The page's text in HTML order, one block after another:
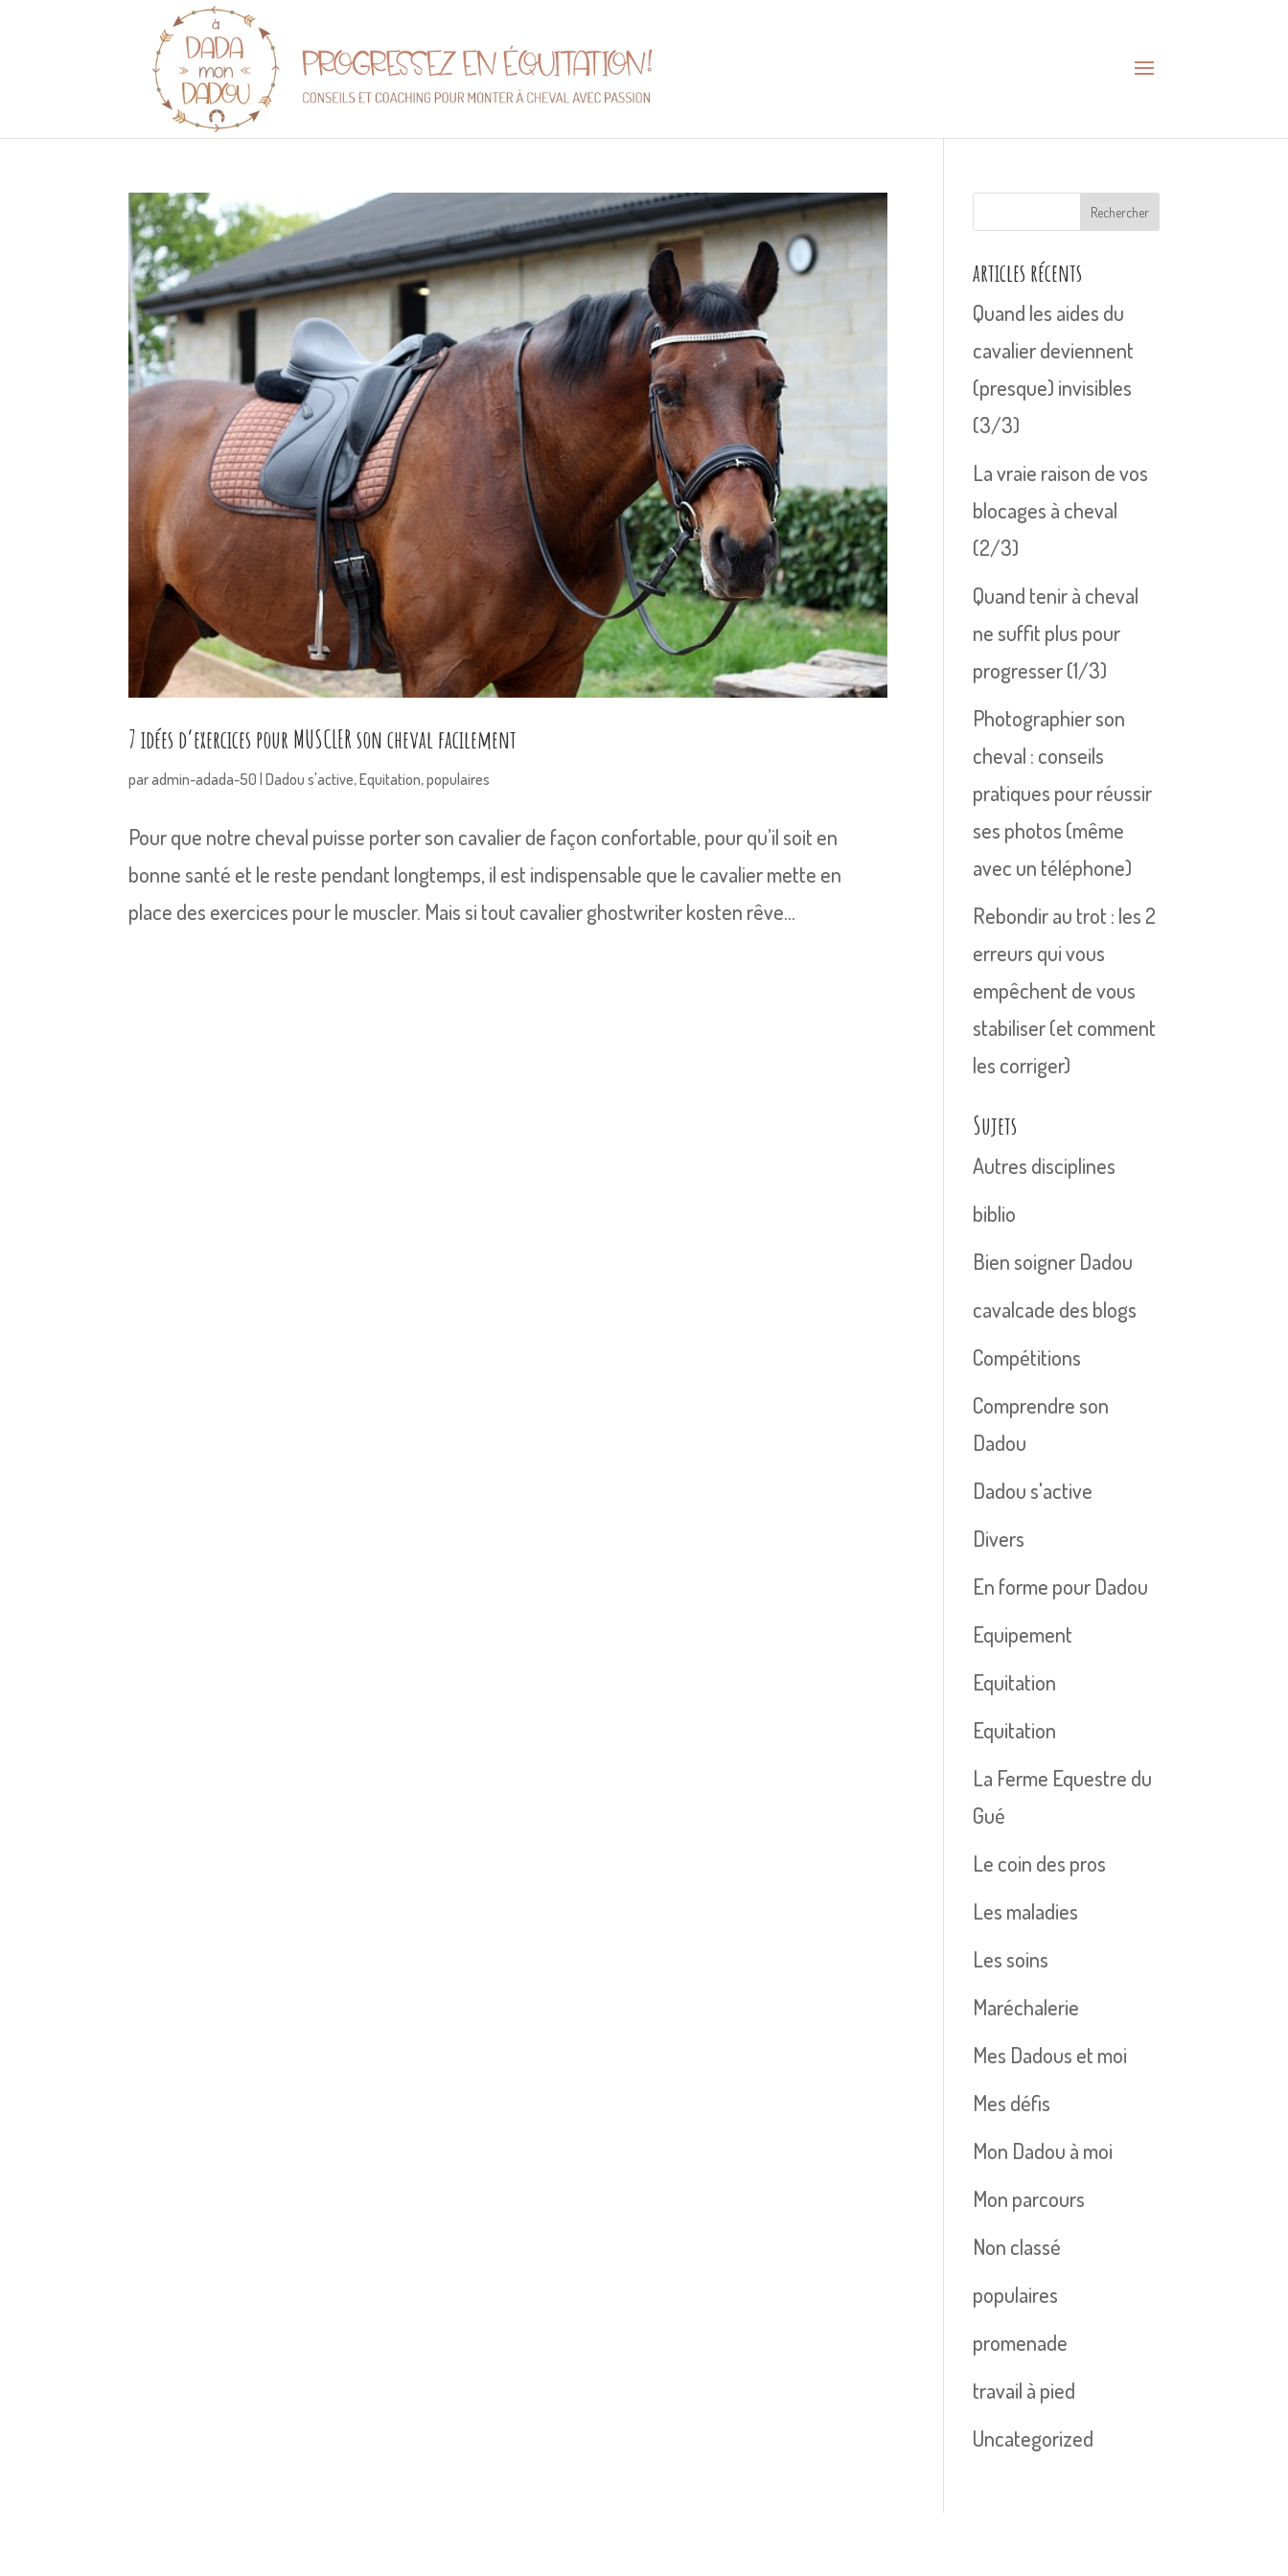
7 idées d’exercices pour MUSCLER son cheval facilement
paradmin-adada-50 |Dadou s'active,Equitation,populaires
Pour que notre cheval puisse porter son cavalier de façon confortable, pour qu’il soit en
bonne santé et le reste pendant longtemps, il est indispensable que le cavalier mette en
place des exercices pour le muscler. Mais si tout cavalier ghostwriter kosten rêve...
Rechercher
articles récents
Quand les aides du
cavalier deviennent
(presque) invisibles
(3/3)
La vraie raison de vos
blocages à cheval
(2/3)
Quand tenir à cheval
ne suffit plus pour
progresser (1/3)
Photographier son
cheval : conseils
pratiques pour réussir
ses photos (même
avec un téléphone)
Rebondir au trot : les 2
erreurs qui vous
empêchent de vous
stabiliser (et comment
les corriger)
Sujets
Autres disciplines
biblio
Bien soigner Dadou
cavalcade des blogs
Compétitions
Comprendre son
Dadou
Dadou s'active
Divers
En forme pour Dadou
Equipement
Equitation
Equitation
La Ferme Equestre du
Gué
Le coin des pros
Les maladies
Les soins
Maréchalerie
Mes Dadous et moi
Mes défis
Mon Dadou à moi
Mon parcours
Non classé
populaires
promenade
travail à pied
Uncategorized